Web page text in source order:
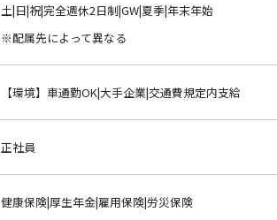
土|日|祝|完全週休2日制|GW|夏季|年末年始
※配属先によって異なる
【環境】車通勤OK|大手企業|交通費規定内支給
正社員
健康保険|厚生年金|雇用保険|労災保険